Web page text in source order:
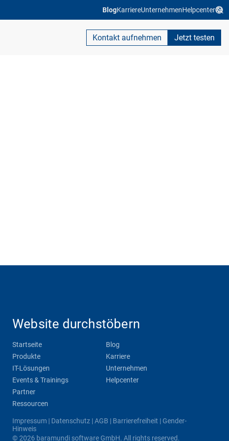
BlogKarriereUnternehmenHelpcenter
Kontakt aufnehmen Jetzt testen
Website durchstöbern
Startseite
Produkte
IT-Lösungen
Events & Trainings
Partner
Ressourcen
Blog
Karriere
Unternehmen
Helpcenter
Impressum| Datenschutz|AGB | Barrierefreiheit | Gender-
Hinweis
© 2026 baramundi software GmbH. All rights reserved.